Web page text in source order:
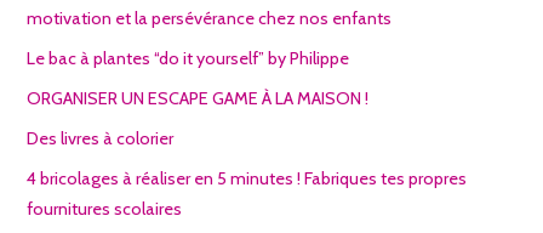
motivation et la persévérance chez nos enfants
Le bac à plantes “do it yourself” by Philippe
ORGANISER UN ESCAPE GAME À LA MAISON !
Des livres à colorier
4 bricolages à réaliser en 5 minutes ! Fabriques tes propres
fournitures scolaires